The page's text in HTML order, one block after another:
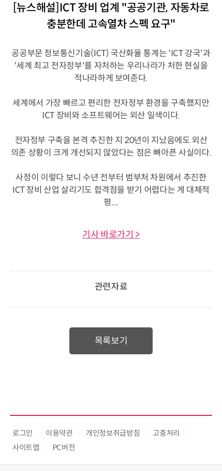
[뉴스해설]ICT 장비 업계 "공공기관, 자동차로
충분한데 고속열차 스펙 요구"
공공부문 정보통신기술(ICT) 국산화율 통계는 'ICT 강국'과
'세계 최고 전자정부'를 자처하는 우리나라가 처한 현실을
적나라하게 보여준다.
세계에서 가장 빠르고 편리한 전자정부 환경을 구축했지만
ICT 장비와 소프트웨어는 외산 일색이다.
전자정부 구축을 본격 추진한 지 20년이 지났음에도 외산
의존 상황이 크게 개선되지 않았다는 점은 뼈아픈 사실이다.
사정이 이렇다 보니 수년 전부터 범부처 차원에서 추진한
ICT 장비 산업 살리기도 합격점을 받기 어렵다는 게 대체적
평....
기사 바로가기 >
관련자료
목록보기
로그인 이용약관 개인정보취급방침
고충처리
사이트맵
PC버전